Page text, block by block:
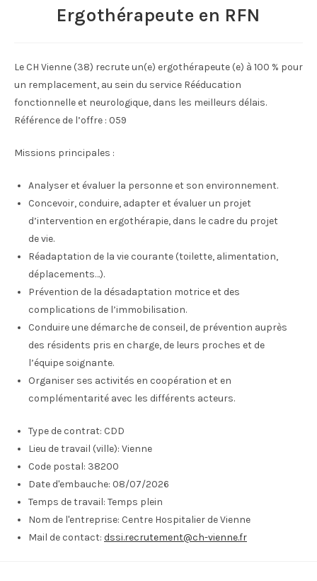
Ergothérapeute en RFN
Le CH Vienne (38) recrute un(e) ergothérapeute (e) à 100 % pour
un remplacement, au sein du service Rééducation
fonctionnelle et neurologique, dans les meilleurs délais.
Référence de l’offre : 059
Missions principales :
Analyser et évaluer la personne et son environnement.
Concevoir, conduire, adapter et évaluer un projet
d’intervention en ergothérapie, dans le cadre du projet
de vie.
Réadaptation de la vie courante (toilette, alimentation,
déplacements…).
Prévention de la désadaptation motrice et des
complications de l’immobilisation.
Conduire une démarche de conseil, de prévention auprès
des résidents pris en charge, de leurs proches et de
l’équipe soignante.
Organiser ses activités en coopération et en
complémentarité avec les différents acteurs.
Type de contrat: CDD
Lieu de travail (ville): Vienne
Code postal: 38200
Date d'embauche: 08/07/2026
Temps de travail: Temps plein
Nom de l'entreprise: Centre Hospitalier de Vienne
Mail de contact: dssi.recrutement@ch-vienne.fr